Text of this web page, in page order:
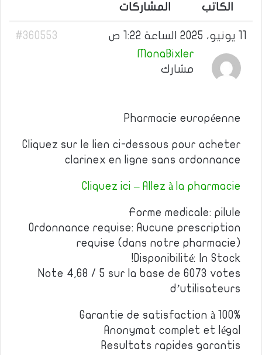
الكاتب المشاركات
#360553
MonaBixler
مشارك
Pharmacie européenne
Cliquez sur le lien ci-dessous pour acheter
clarinex en ligne sans ordonnance
Cliquez ici – Allez à la pharmacie
Forme medicale: pilule
Ordonnance requise: Aucune prescription
requise (dans notre pharmacie)
Disponibilité: In Stock!
Note 4,68 / 5 sur la base de 6073 votes
d’utilisateurs
Garantie de satisfaction à 100%
Anonymat complet et légal
Resultats rapides garantis